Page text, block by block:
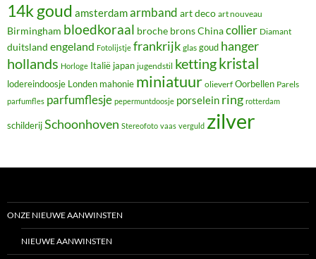
14k goud amsterdamarmband art deco art nouveau
Birmingham bloedkoraal broche bronsChinacollier Diamant
duitsland engeland Fotolijstje frankrijk glas goud hanger
hollands Horloge Italië japan jugendstil kettingkristal
lodereindoosje Londen mahonie miniatuur olieverf Oorbellen Parels
parfumfles parfumflesje pepermuntdoosje porselein ring rotterdam
schilderijSchoonhoven Stereofoto vaas verguld zilver
ONZE NIEUWE AANWINSTEN
NIEUWE AANWINSTEN